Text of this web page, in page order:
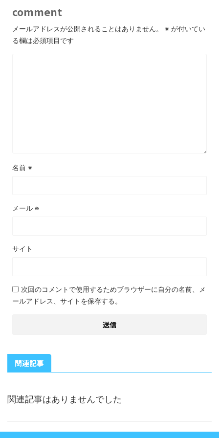
comment
メールアドレスが公開されることはありません。 ※ が付いてい
る欄は必須項目です
名前 ※
メール ※
サイト
次回のコメントで使用するためブラウザーに自分の名前、メ
ールアドレス、サイトを保存する。
関連記事
関連記事はありませんでした